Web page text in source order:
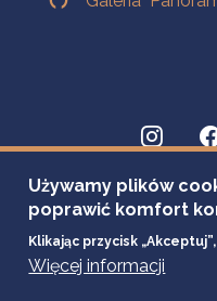
Używamy plików
poprawić komfort
Klikając przycisk
Więcej informacji